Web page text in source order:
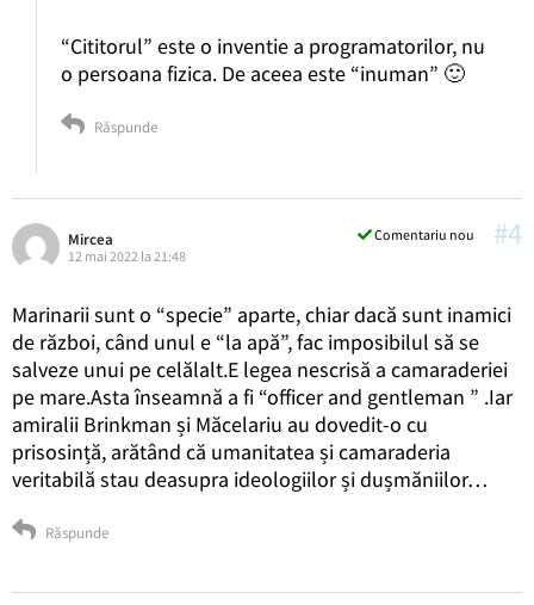
“Cititorul” este o inventie a programatorilor, nu
o persoana fizica. De aceea este “inuman” 🙂
Răspunde
#4
Comentariu nou
Mircea
12 mai 2022 la 21:48
Marinarii sunt o “specie” aparte, chiar dacă sunt inamici
de război, când unul e “la apă”, fac imposibilul să se
salveze unui pe celălalt.E legea nescrisă a camaraderiei
pe mare.Asta înseamnă a fi “officer and gentleman ” .Iar
amiralii Brinkman și Măcelariu au dovedit-o cu
prisosință, arătând că umanitatea și camaraderia
veritabilă stau deasupra ideologiilor și dușmăniilor…
Răspunde